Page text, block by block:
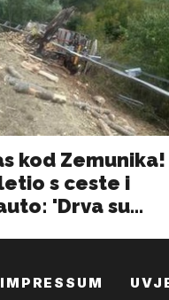
IMPRESSUM